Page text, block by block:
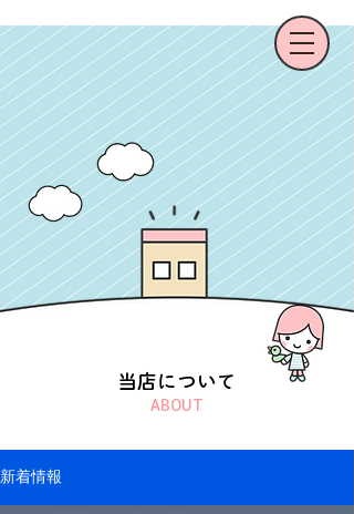
当店について
ABOUT
新着情報